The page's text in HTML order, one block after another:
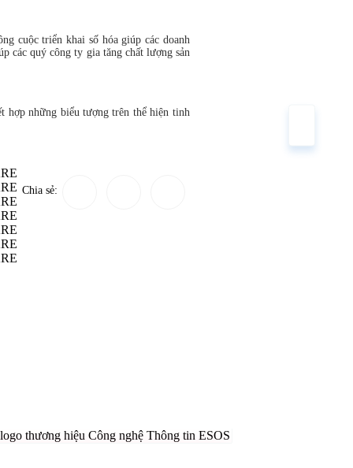
cuộc triển khai số hóa giúp các doanh
các quý công ty gia tăng chất lượng sản
hợp những biểu tượng trên thể hiện tinh
Chia sẻ: